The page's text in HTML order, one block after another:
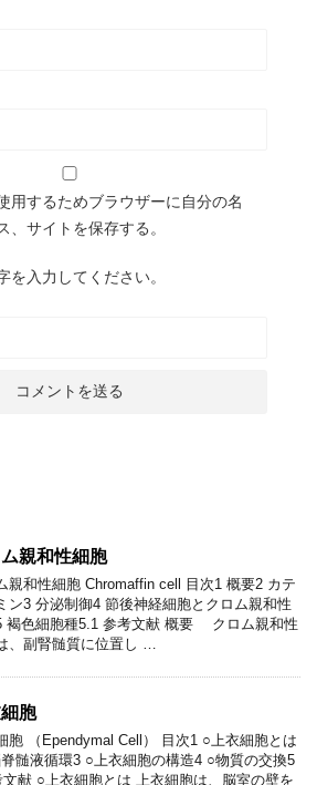
用するためブラウザーに自分の名
、サイトを保存する。
を入力してください。
親和性細胞
親和性細胞 Chromaffin cell 目次1 概要2 カテ
ン3 分泌制御4 節後神経細胞とクロム親和性
褐色細胞種5.1 参考文献 概要 クロム親和性
、副腎髄質に位置し …
細胞
胞 （Ependymal Cell） 目次1 ○上衣細胞とは
髄液循環3 ○上衣細胞の構造4 ○物質の交換5
文献 ○上衣細胞とは 上衣細胞は、脳室の壁を